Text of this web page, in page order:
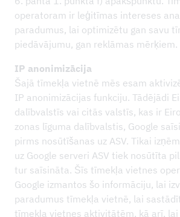
operatoram ir leģitīmas intereses
paradumus, lai optimizētu gan savu
piedāvājumu, gan reklāmas mērķiem.
IP anonimizācija
Šajā tīmekļa vietnē mēs esam
IP anonimizācijas funkciju. Tādējādi
dalībvalstīs vai citās valstīs, kas ir
zonas līguma dalībvalstis, Google
pirms nosūtīšanas uz ASV. Tikai
uz Google serveri ASV tiek nosūtīta
tur saīsināta. Šīs tīmekļa vietnes
Google izmantos šo informāciju, lai
paradumus tīmekļa vietnē, lai
tīmekļa vietnes aktivitātēm, kā arī,